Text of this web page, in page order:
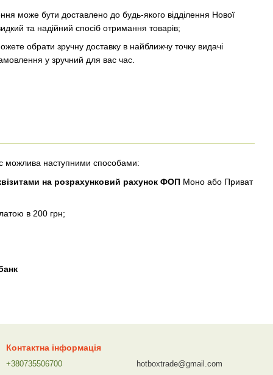
може бути доставлено до будь-якого відділення Нової
та надійний спосіб отримання товарів;
обрати зручну доставку в найближчу точку видачі
у зручний для вас час.
можлива наступними способами:
на розрахунковий рахунок ФОП Моно або Приват
в 200 грн;
Контактна інформація
+380735506700
hotboxtrade@gmail.com